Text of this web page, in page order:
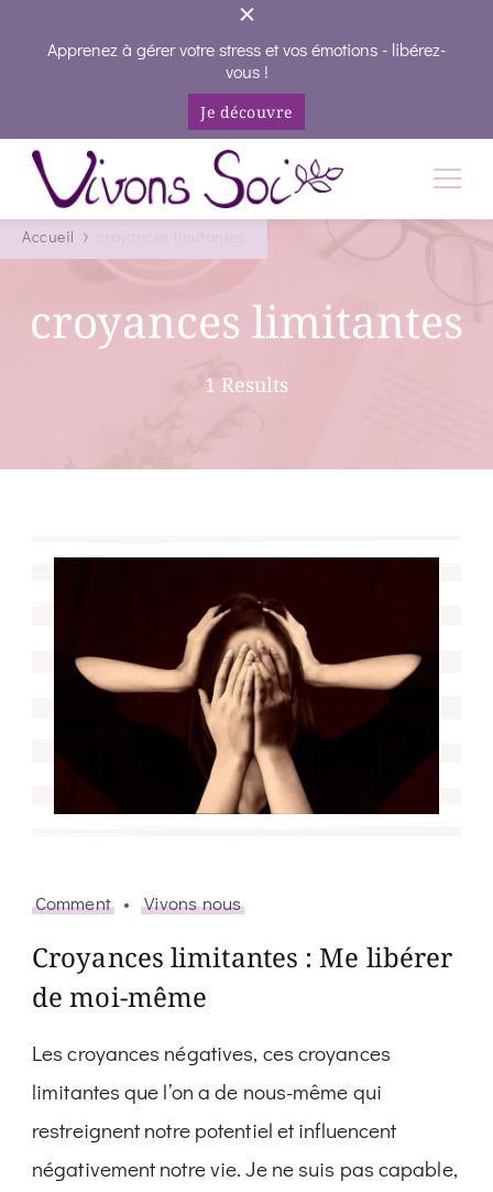
Apprenez à gérer votre stress et vos émotions - libérez-
vous !
Je découvre
Vivons Soi
Vivez votre vie en conscience
Accueil croyances limitantes
croyances limitantes
1 Results
Comment Vivons nous
Croyances limitantes : Me libérer
de moi-même
Les croyances négatives, ces croyances
limitantes que l’on a de nous-même qui
restreignent notre potentiel et influencent
négativement notre vie. Je ne suis pas capable,